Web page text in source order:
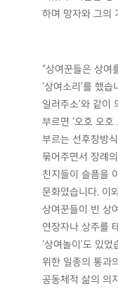
여전히 창고에 보
“국립민속박물관
관심을 갖고 보는
화려함과 상징성
만약 기증 받을 당
왔다면 지금처럼
생각하니 아찔합
상여와 함께
사람들의 다양